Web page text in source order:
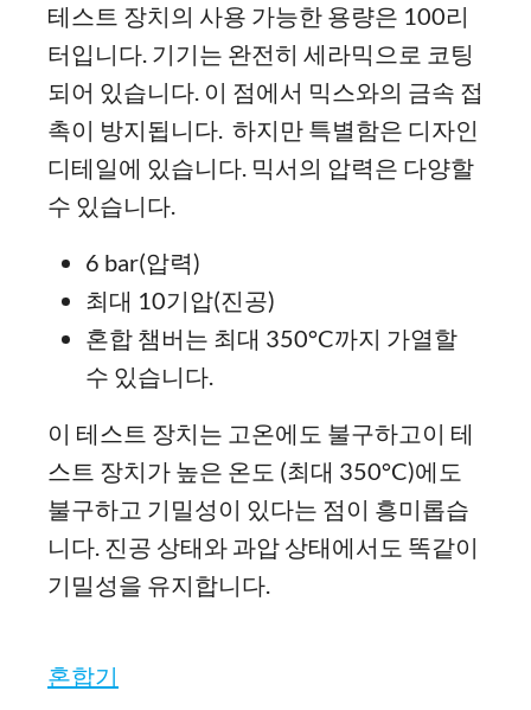
테스트 장치의 사용 가능한 용량은 100리
터입니다. 기기는 완전히 세라믹으로 코팅
되어 있습니다. 이 점에서 믹스와의 금속 접
촉이 방지됩니다. 하지만 특별함은 디자인
디테일에 있습니다. 믹서의 압력은 다양할
수 있습니다.
6 bar(압력)
최대 10기압(진공)
혼합 챔버는 최대 350°C까지 가열할
수 있습니다.
이 테스트 장치는 고온에도 불구하고이 테
스트 장치가 높은 온도 (최대 350°C)에도
불구하고 기밀성이 있다는 점이 흥미롭습
니다. 진공 상태와 과압 상태에서도 똑같이
기밀성을 유지합니다.
혼합기